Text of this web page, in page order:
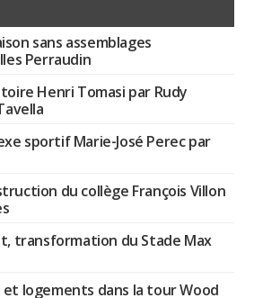
sans assemblages
Perraudin
Henri Tomasi par Rudy
sportif Marie-José Perec par
du collège François Villon
transformation du Stade Max
et logements dans la tour Wood